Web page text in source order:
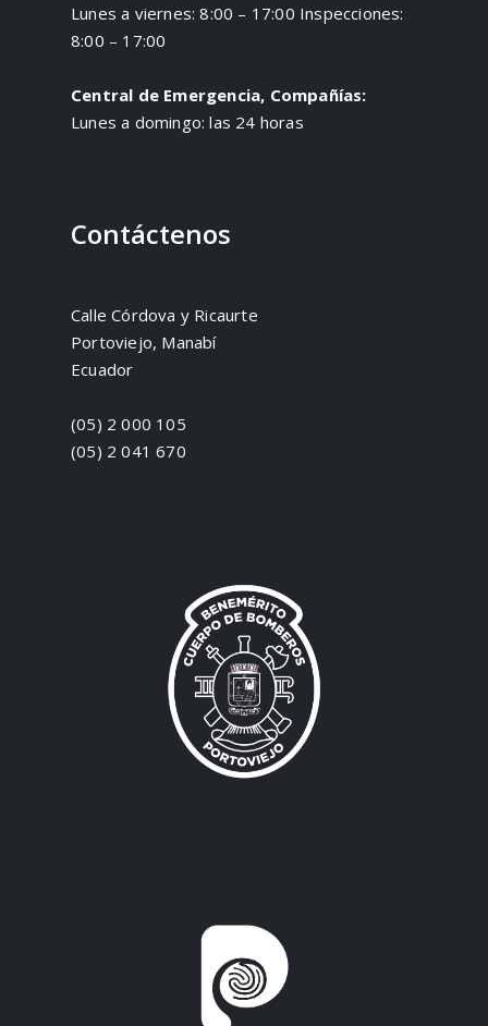
Lunes a viernes: 8:00 – 17:00 Inspecciones:
8:00 – 17:00
Central de Emergencia, Compañías:
Lunes a domingo: las 24 horas
Contáctenos
Calle Córdova y Ricaurte
Portoviejo, Manabí
Ecuador
(05) 2 000 105
(05) 2 041 670